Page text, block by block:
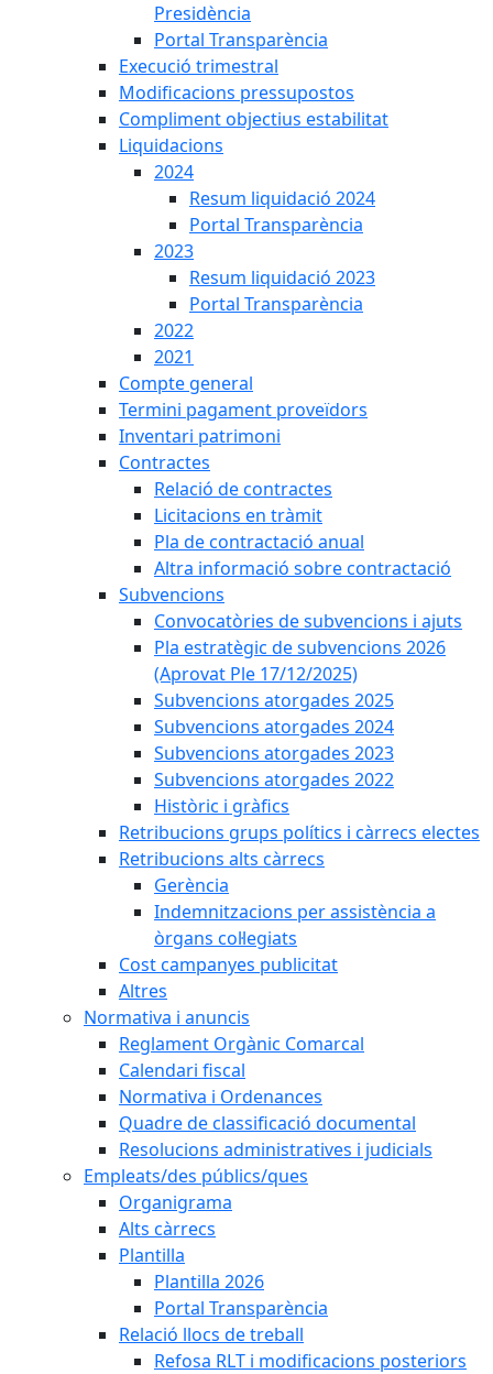
Presidència
Portal Transparència
Execució trimestral
Modificacions pressupostos
Compliment objectius estabilitat
Liquidacions
2024
Resum liquidació 2024
Portal Transparència
2023
Resum liquidació 2023
Portal Transparència
2022
2021
Compte general
Termini pagament proveïdors
Inventari patrimoni
Contractes
Relació de contractes
Licitacions en tràmit
Pla de contractació anual
Altra informació sobre contractació
Subvencions
Convocatòries de subvencions i ajuts
Pla estratègic de subvencions 2026
(Aprovat Ple 17/12/2025)
Subvencions atorgades 2025
Subvencions atorgades 2024
Subvencions atorgades 2023
Subvencions atorgades 2022
Històric i gràfics
Retribucions grups polítics i càrrecs electes
Retribucions alts càrrecs
Gerència
Indemnitzacions per assistència a
òrgans col·legiats
Cost campanyes publicitat
Altres
Normativa i anuncis
Reglament Orgànic Comarcal
Calendari fiscal
Normativa i Ordenances
Quadre de classificació documental
Resolucions administratives i judicials
Empleats/des públics/ques
Organigrama
Alts càrrecs
Plantilla
Plantilla 2026
Portal Transparència
Relació llocs de treball
Refosa RLT i modificacions posteriors